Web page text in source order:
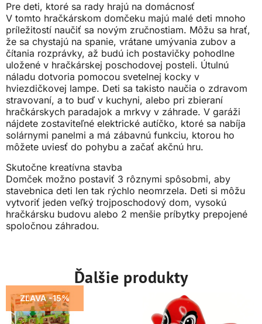
Pre deti, ktoré sa rady hrajú na domácnosť
V tomto hračkárskom domčeku majú malé deti mnoho
príležitostí naučiť sa novým zručnostiam. Môžu sa hrať,
že sa chystajú na spanie, vrátane umývania zubov a
čítania rozprávky, až budú ich postavičky pohodlne
uložené v hračkárskej poschodovej posteli. Útulnú
náladu dotvoria pomocou svetelnej kocky v
hviezdičkovej lampe. Deti sa takisto naučia o zdravom
stravovaní, a to buď v kuchyni, alebo pri zbieraní
hračkárskych paradajok a mrkvy v záhrade. V garáži
nájdete zostaviteľné elektrické autíčko, ktoré sa nabíja
solárnymi panelmi a má zábavnú funkciu, ktorou ho
môžete uviesť do pohybu a začať akčnú hru.
Skutočne kreatívna stavba
Domček možno postaviť 3 rôznymi spôsobmi, aby
stavebnica deti len tak rýchlo neomrzela. Deti si môžu
vytvoriť jeden veľký trojposchodový dom, vysokú
hračkársku budovu alebo 2 menšie príbytky prepojené
spoločnou záhradou.
Ďalšie produkty
ZĽAVA -15%